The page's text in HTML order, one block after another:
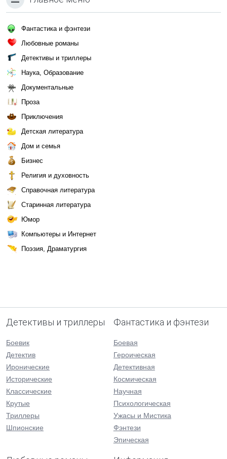
Фантастика и фэнтези
Любовные романы
Детективы и триллеры
Наука, Образование
Документальные
Проза
Приключения
Детская литература
Дом и семья
Бизнес
Религия и духовность
Справочная литература
Старинная литература
Юмор
Компьютеры и Интернет
Поэзия, Драматургия
Детективы и триллеры
Боевик
Детектив
Иронические
Исторические
Классические
Крутые
Триллеры
Шпионские
Фантастика и фэнтези
Боевая
Героическая
Детективная
Космическая
Научная
Психологическая
Ужасы и Мистика
Фэнтези
Эпическая